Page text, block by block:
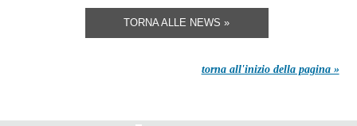
TORNA ALLE NEWS »
torna all'inizio della pagina »